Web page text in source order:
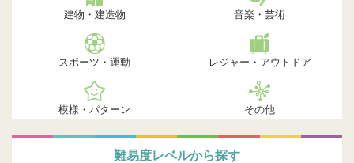
建物・建造物 音楽・芸術
スポーツ・運動 レジャー・アウトドア
模様・パターン その他
難易度レベルから探す